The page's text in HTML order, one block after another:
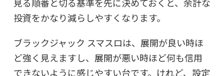
投資をかなり減らしやすくなります。
ブラックジャック スマスロは、展開が良い時ほ
ど強く見えますし、展開が悪い時ほど何も信用
できないように感じやすい台です。けれど、設定